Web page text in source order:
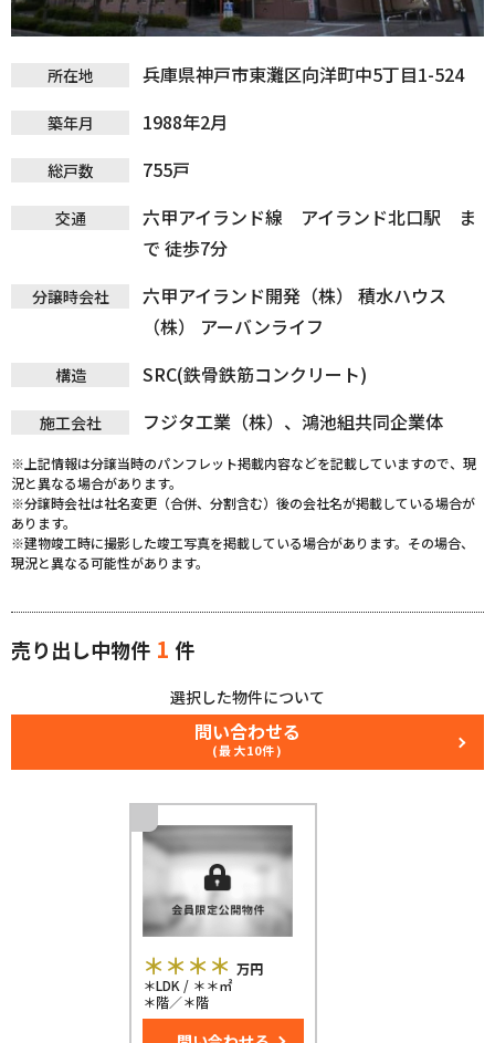
所在地 兵庫県神戸市東灘区向洋町中5丁目1-524
築年月 1988年2月
総戸数 755戸
交通
六甲アイランド線 アイランド北口駅 ま
で 徒歩7分
分譲時会社
六甲アイランド開発（株） 積水ハウス
（株） アーバンライフ
構造 SRC(鉄骨鉄筋コンクリート)
施工会社 フジタ工業（株）、鴻池組共同企業体
※上記情報は分譲当時のパンフレット掲載内容などを記載していますので、現
況と異なる場合があります。
※分譲時会社は社名変更（合併、分割含む）後の会社名が掲載している場合が
あります。
※建物竣工時に撮影した竣工写真を掲載している場合があります。その場合、
現況と異なる可能性があります。
売り出し中物件 1 件
選択した物件について
問い合わせる
(最大10件)
＊＊＊＊ 万円
＊LDK / ＊＊㎡
＊階／＊階